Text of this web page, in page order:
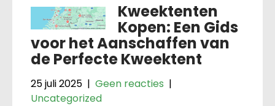
Kweektenten
Kopen: Een Gids
voor het Aanschaffen van
de Perfecte Kweektent
25 juli 2025 | Geen reacties |
Uncategorized